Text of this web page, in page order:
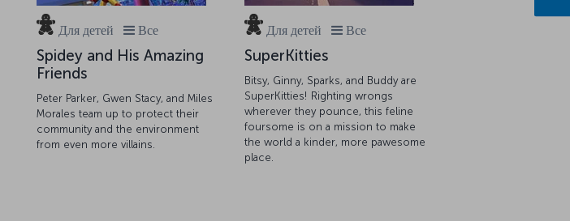
Для детей Все
Spidey and His Amazing
Friends
Peter Parker, Gwen Stacy, and Miles
Morales team up to protect their
community and the environment
from even more villains.
Для детей Все
SuperKitties
Bitsy, Ginny, Sparks, and Buddy are
SuperKitties! Righting wrongs
wherever they pounce, this feline
foursome is on a mission to make
the world a kinder, more pawesome
place.